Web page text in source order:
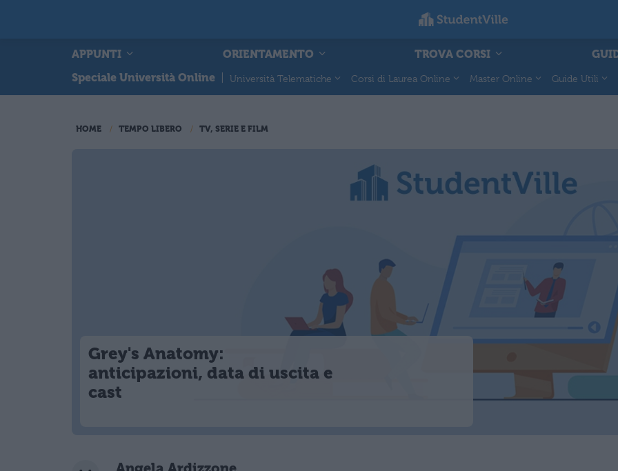
APPUNTI ORIENTAMENTO TROVA CORSI
Speciale Università Online
Università Telematiche Corsi di Laurea Online Master Online Guide Utili
HOME TEMPO LIBERO TV, SERIE E FILM
Grey's Anatomy:
anticipazioni, data di uscita e
cast